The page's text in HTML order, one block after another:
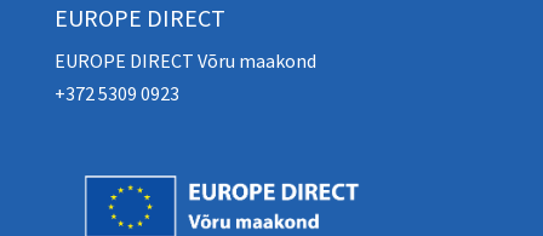
EUROPE DIRECT
EUROPE DIRECT Võru maakond
+372 5309 0923